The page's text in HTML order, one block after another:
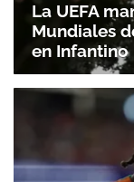
La UEFA
Mundiales
en Infantino